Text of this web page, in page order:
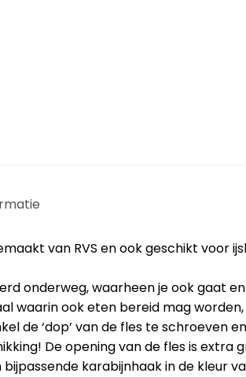
van RVS en ook geschikt voor
onderweg, waarheen je ook gaat
waarin ook eten bereid mag
de ‘dop’ van de fles te schroeven
De opening van de fles is extra
karabijnhaak in de kleur